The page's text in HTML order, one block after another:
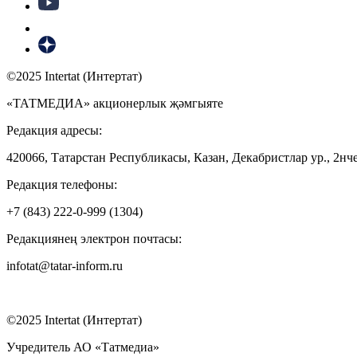
©2025 Intertat (Интертат)
«ТАТМЕДИА» акционерлык җәмгыяте
Редакция адресы:
420066, Татарстан Республикасы, Казан, Декабристлар ур.,
Редакция телефоны:
+7 (843) 222-0-999 (1304)
Редакциянең электрон почтасы:
infotat@tatar-inform.ru
©2025 Intertat (Интертат)
Учредитель АО «Татмедиа»